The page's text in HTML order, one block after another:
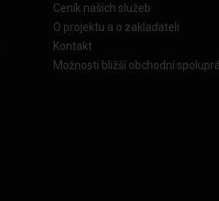
Ceník našich služeb
O projektu a o zakladateli
Kontakt
Možnosti bližší obchodní